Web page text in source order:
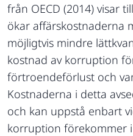
från OECD (2014) visar
ökar affärskostnaderna
möjligtvis mindre
kostnad av korruption
förtroendeförlust och
Kostnaderna i detta
och kan uppstå enbart
korruption förekommer